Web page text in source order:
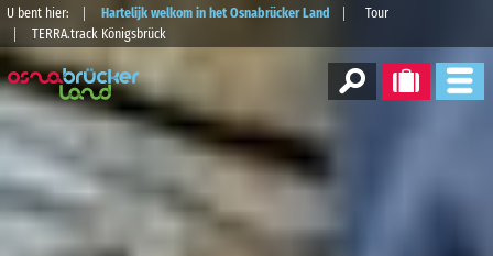
U bent hier: Hartelijk welkom in het Osnabrücker Land
Tour
TERRA.track Königsbrück